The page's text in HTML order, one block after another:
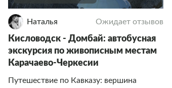
Наталья Ожидает отзывов
Кисловодск - Домбай: автобусная
экскурсия по живописным местам
Карачаево-Черкесии
Путешествие по Кавказу: вершина